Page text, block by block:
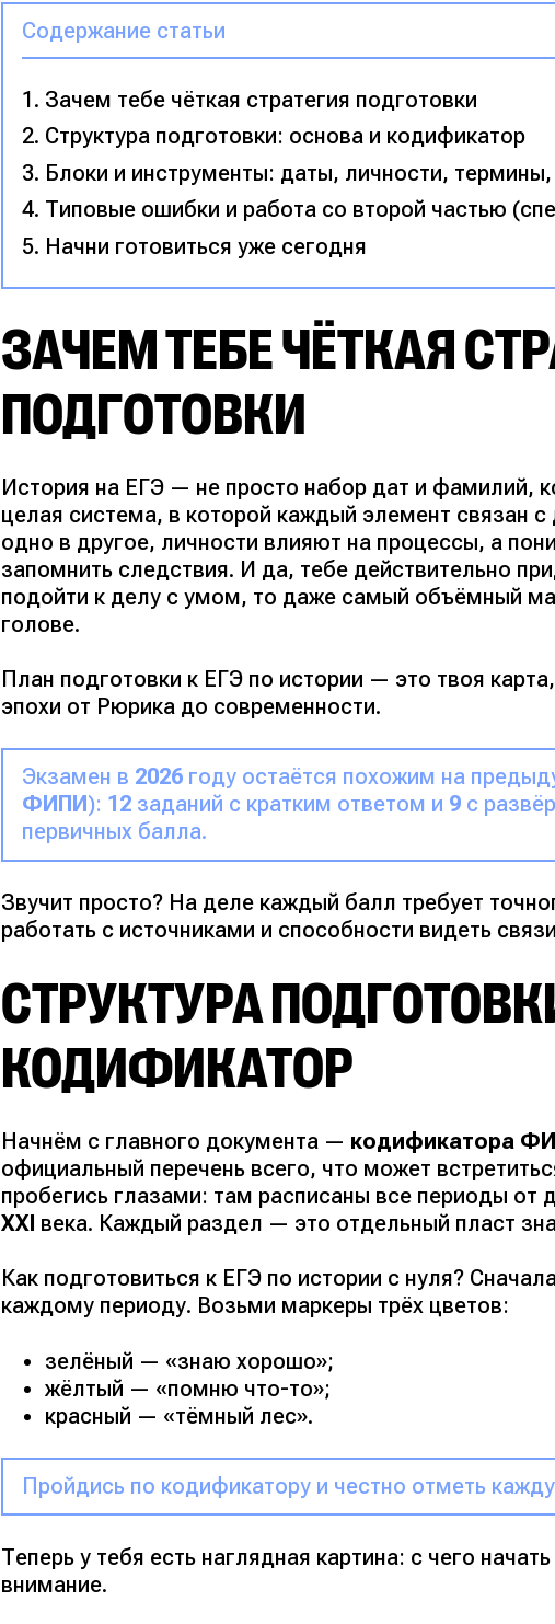
Содержание статьи
Зачем тебе чёткая стратегия подготовки
Структура подготовки: основа и кодификатор
Блоки и инструменты: даты, личности,
Типовые ошибки и работа со второй частью
Начни готовиться уже сегодня
ЗАЧЕМ ТЕБЕ ЧЁТКАЯ
ПОДГОТОВКИ
История на ЕГЭ — не просто набор дат и фамилий,
целая система, в которой каждый элемент связан
одно в другое, личности влияют на процессы, а
запомнить следствия. И да, тебе действительно
подойти к делу с умом, то даже самый объёмный
голове.
План подготовки к ЕГЭ по истории — это твоя
эпохи от Рюрика до современности.
Экзамен в 2026году остаётся похожим на
ФИПИ ): 12заданий с кратким ответом и 9с
первичных балла.
Звучит просто? На деле каждый балл требует
работать с источниками и способности видеть
СТРУКТУРА
КОДИФИКАТОР
Начнём с главного документа — кодификатора
официальный перечень всего, что может
пробегись глазами: там расписаны все периоды от
XXI века. Каждый раздел — это отдельный пласт
Как подготовиться к ЕГЭ по истории с нуля?
каждому периоду. Возьми маркеры трёх цветов:
зелёный — «знаю хорошо»;
жёлтый — «помню что-то»;
красный — «тёмный лес».
Пройдись по кодификатору и честно отметь
Теперь у тебя есть наглядная картина: с чего
внимание.